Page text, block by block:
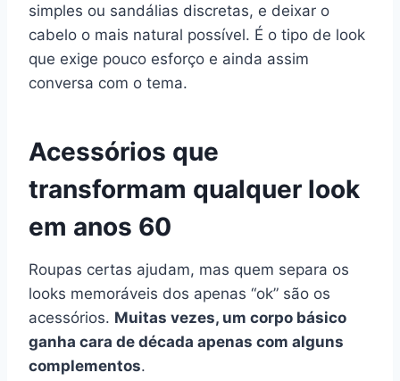
simples ou sandálias discretas, e deixar o
cabelo o mais natural possível. É o tipo de look
que exige pouco esforço e ainda assim
conversa com o tema.
Acessórios que
transformam qualquer look
em anos 60
Roupas certas ajudam, mas quem separa os
looks memoráveis dos apenas “ok” são os
acessórios. Muitas vezes, um corpo básico
ganha cara de década apenas com alguns
complementos.